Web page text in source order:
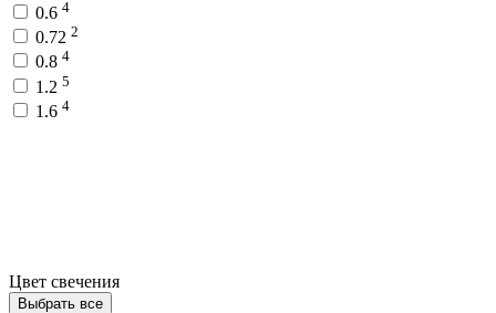
0.6 4
0.72 2
0.8 4
1.2 5
1.6 4
Цвет свечения
Выбрать все